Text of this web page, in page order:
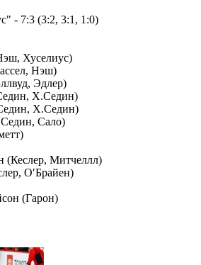
- 7:3 (3:2, 3:1, 1:0)
Хуселиус)
Нэш)
Эдлер)
Х.Седин)
Х.Седин)
Сало)
(Кеслер, Митчеллл)
О′Брайен)
(Гарон)